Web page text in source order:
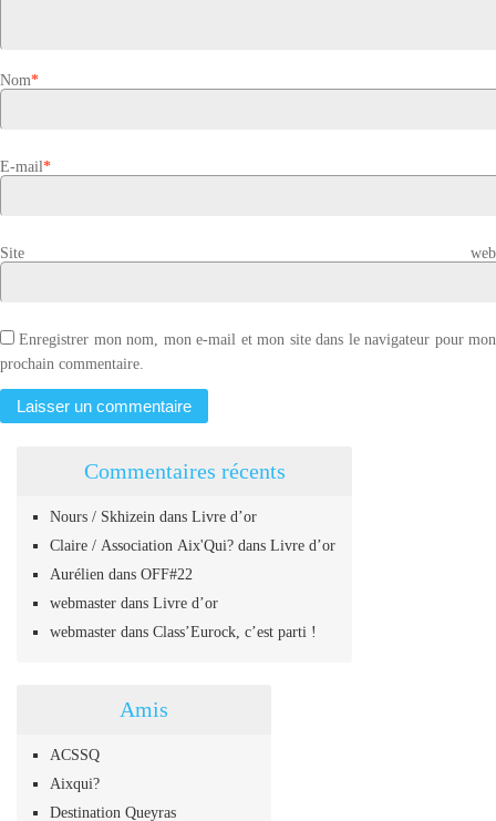
Nom*
E-mail*
Site web
Enregistrer mon nom, mon e-mail et mon site dans le navigateur pour mon
prochain commentaire.
Commentaires récents
Nours / Skhizein dans Livre d’or
Claire / Association Aix'Qui? dans Livre d’or
Aurélien dans OFF#22
webmaster dans Livre d’or
webmaster dans Class’Eurock, c’est parti !
Amis
ACSSQ
Aixqui?
Destination Queyras